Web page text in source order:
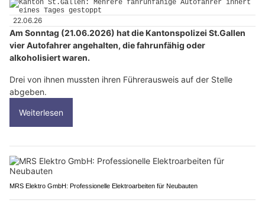
22.06.26
Am Sonntag (21.06.2026) hat die Kantonspolizei St.Gallen
vier Autofahrer angehalten, die fahrunfähig oder
alkoholisiert waren.
Drei von ihnen mussten ihren Führerausweis auf der Stelle
abgeben.
Weiterlesen
MRS Elektro GmbH: Professionelle Elektroarbeiten für Neubauten